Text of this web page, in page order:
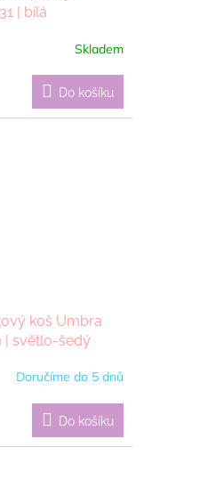
| bílá
Skladem
Do košíku
koš Umbra
| světlo-šedý
Doručíme do 5 dnů
Do košíku